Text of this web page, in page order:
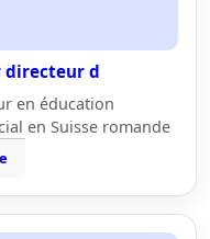
directeur d
en éducation
en Suisse romande